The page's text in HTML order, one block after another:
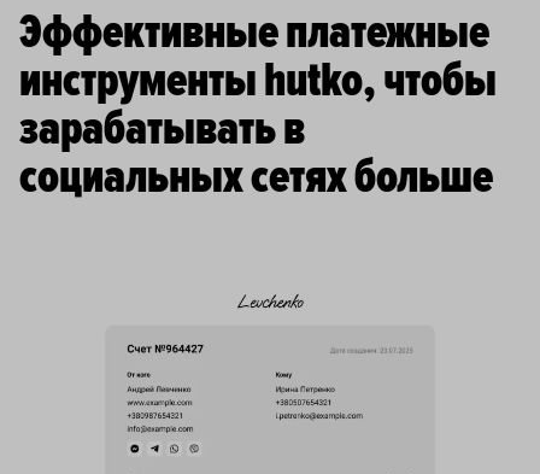
Эффективные платежные
инструменты hutko, чтобы
зарабатывать в
социальных сетях больше